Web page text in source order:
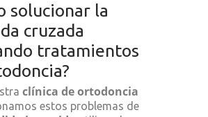
solucionar la
cruzada
tratamientos
clínica de ortodoncia
estos problemas de